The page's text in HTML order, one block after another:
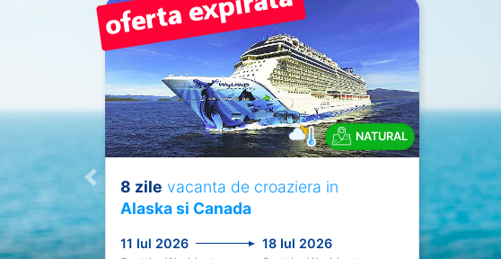
Previous
NATURAL
8 zile vacanta de croaziera in
Alaska si Canada
11 Iul 2026 18 Iul 2026